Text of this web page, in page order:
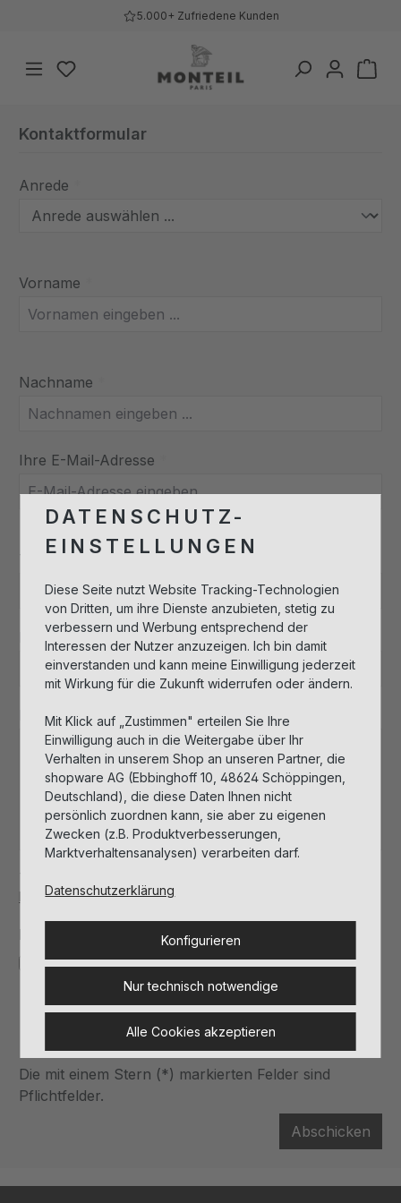
Zum Hauptinhalt springen5.000+ Zufriedene Kunden
Du hast 0 Produkte auf dem Merkzettel
Kontaktformular
Anrede
Vorname
Nachname
Ihre E-Mail-Adresse
Telefon *
Betreff*
Kommentar*
This site is protected by
PolicyandTerms of Useapply.
Datenschutz
Ich habe die Datenschutzbestimmungen zur
Kenntnis genommen und die AGB
bin mit ihnen einverstanden.*
Die mit einem Stern (*) markierten Felder sind
Pflichtfelder.
Abschicken
DATENSCHUTZ-
EINSTELLUNGEN
Diese Seite nutzt Website Tracking-Technologien
von Dritten, um ihre Dienste anzubieten, stetig zu
verbessern und Werbung entsprechend der
Interessen der Nutzer anzuzeigen. Ich bin damit
einverstanden und kann meine Einwilligung jederzeit
mit Wirkung für die Zukunft widerrufen oder ändern.
Mit Klick auf „Zustimmen" erteilen Sie Ihre
Einwilligung auch in die Weitergabe über Ihr
Verhalten in unserem Shop an unseren Partner, die
shopware AG (Ebbinghoff 10, 48624 Schöppingen,
Deutschland), die diese Daten Ihnen nicht
persönlich zuordnen kann, sie aber zu eigenen
Zwecken (z.B. Produktverbesserungen,
Marktverhaltensanalysen) verarbeiten darf.
Datenschutzerklärung
Konfigurieren
Nur technisch notwendige
Alle Cookies akzeptieren